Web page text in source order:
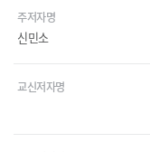
주저자명
신민소
교신저자명